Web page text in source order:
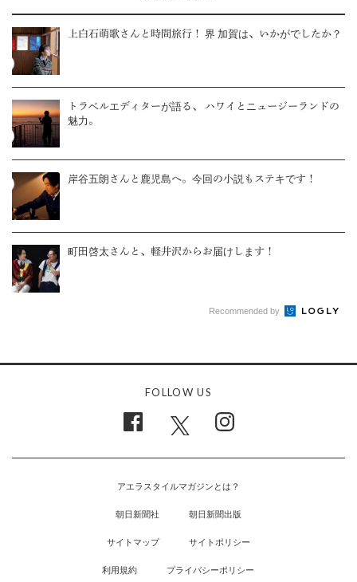
上白石萌歌さんと時間旅行！ 界 加賀は、いかがでしたか？
トラベルエディターが語る、 ハワイとニュージーランドの
魅力。
岸谷五朗さんと鹿児島へ。今回の小説もステキです！
町田啓太さんと、軽井沢からお届けします！
Recommended by
FOLLOW US
アエラスタイルマガジンとは？
朝日新聞社 朝日新聞出版
サイトマップ サイトポリシー
利用規約 プライバシーポリシー